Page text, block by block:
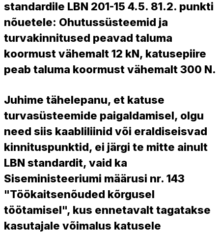
standardile LBN 201-15 4.5. 81.2. punkti
nõuetele: Ohutussüsteemid ja
turvakinnitused peavad taluma
koormust vähemalt 12 kN, katusepiire
peab taluma koormust vähemalt 300 N.
Juhime tähelepanu, et katuse
turvasüsteemide paigaldamisel, olgu
need siis kaabliliinid või eraldiseisvad
kinnituspunktid, ei järgi te mitte ainult
LBN standardit, vaid ka
Siseministeeriumi määrusi nr. 143
"Töökaitsenõuded kõrgusel
töötamisel", kus ennetavalt tagatakse
kasutajale võimalus katusele